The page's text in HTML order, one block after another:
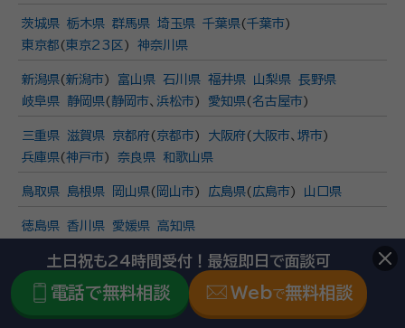
茨城県 栃木県 群馬県 埼玉県 千葉県(千葉市)
東京都 ( 東京23区 ) 神奈川県
新潟県(新潟市) 富山県 石川県 福井県 山梨県 長野県
岐阜県
静岡県( 静岡市、 浜松市) 愛知県( 名古屋市)
三重県 滋賀県 京都府( 京都市) 大阪府( 大阪市、 堺市)
兵庫県(神戸市) 奈良県 和歌山県
鳥取県 島根県 岡山県( 岡山市) 広島県( 広島市) 山口県
徳島県 香川県 愛媛県 高知県
福岡県( 福岡市、北九州市 ) 佐賀県 長崎県 熊本県(熊本市
大分県
宮崎県 鹿児島 沖縄県
土日祝も24時間受付！最短即日で面談可
電話で無料相談 Webで無料相談